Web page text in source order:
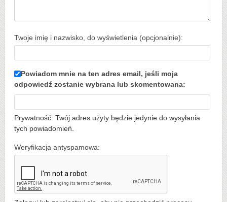
Twoje imię i nazwisko, do wyświetlenia (opcjonalnie):
Powiadom mnie na ten adres email, jeśli moja
odpowiedź zostanie wybrana lub skomentowana:
Prywatność: Twój adres użyty będzie jedynie do wysyłania
tych powiadomień.
Weryfikacja antyspamowa: